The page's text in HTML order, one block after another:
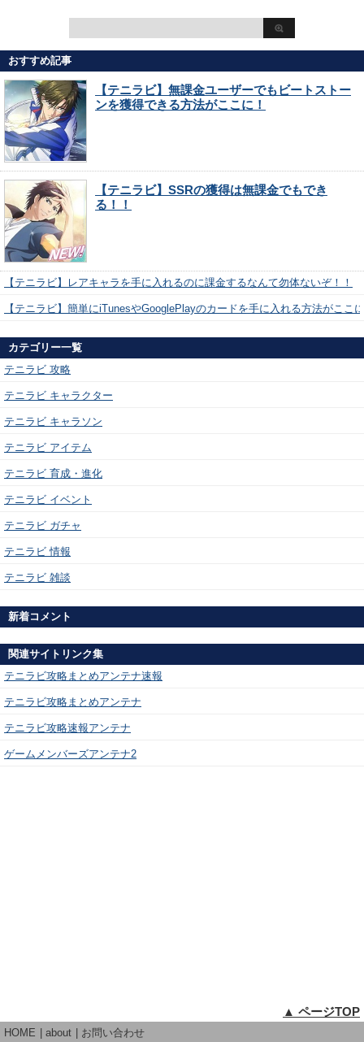
おすすめ記事
【テニラビ】無課金ユーザーでもビートストー
ンを獲得できる方法がここに！
【テニラビ】SSRの獲得は無課金でもでき
る！！
【テニラビ】レアキャラを手に入れるのに課金するなんて勿体ないぞ！！
【テニラビ】簡単にiTunesやGooglePlayのカードを手に入れる方法がここ
カテゴリー一覧
テニラビ 攻略
テニラビ キャラクター
テニラビ キャラソン
テニラビ アイテム
テニラビ 育成・進化
テニラビ イベント
テニラビ ガチャ
テニラビ 情報
テニラビ 雑談
新着コメント
関連サイトリンク集
テニラビ攻略まとめアンテナ速報
テニラビ攻略まとめアンテナ
テニラビ攻略速報アンテナ
ゲームメンバーズアンテナ2
▲ ページTOP
HOME about お問い合わせ